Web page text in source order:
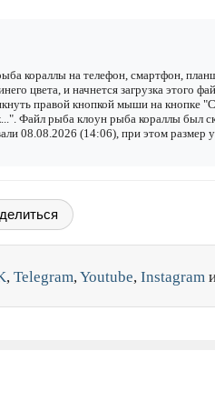
кораллы на телефон, смартфон,
цвета, и начнется загрузка этого
правой кнопкой мыши на кнопке
Файл рыба клоун рыба кораллы был
08.08.2026 (14:06), при этом размер
, Telegram,Youtube, Instagram